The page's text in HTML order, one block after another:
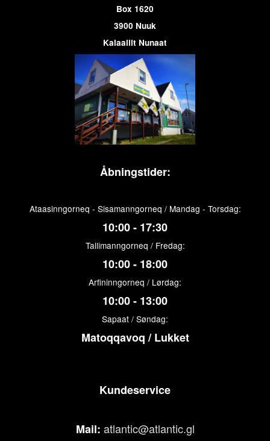
Box 1620
3900 Nuuk
Kalaallit Nunaat
Åbningstider:
Ataasinngorneq - Sisamanngorneq / Mandag - Torsdag:
10:00 - 17:30
Tallimanngorneq / Fredag:
10:00 - 18:00
Arfininngorneq / Lørdag:
10:00 - 13:00
Sapaat / Søndag:
Matoqqavoq / Lukket
Kundeservice
Mail: atlantic@atlantic.gl